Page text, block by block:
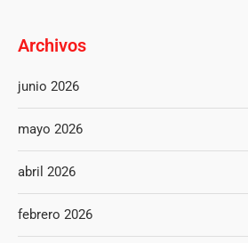
Archivos
junio 2026
mayo 2026
abril 2026
febrero 2026